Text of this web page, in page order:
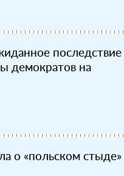
последствие
демократов на
о «польском стыде»